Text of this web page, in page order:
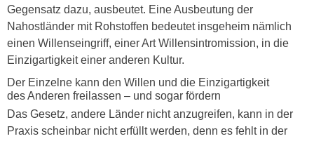
Gegensatz dazu, ausbeutet. Eine Ausbeutung der
Nahostländer mit Rohstoffen bedeutet insgeheim nämlich
einen Willenseingriff, einer Art Willensintromission, in die
Einzigartigkeit einer anderen Kultur.
Der Einzelne kann den Willen und die Einzigartigkeit
des Anderen freilassen – und sogar fördern
Das Gesetz, andere Länder nicht anzugreifen, kann in der
Praxis scheinbar nicht erfüllt werden, denn es fehlt in der